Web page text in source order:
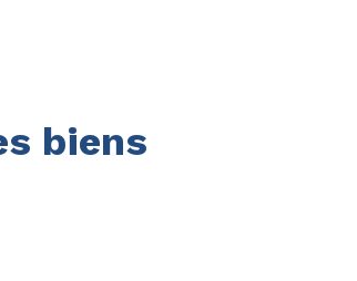
biens